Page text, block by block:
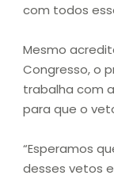
com todos
Mesmo
Congresso, o
trabalha com
para que o
“Esperamos
desses vetos